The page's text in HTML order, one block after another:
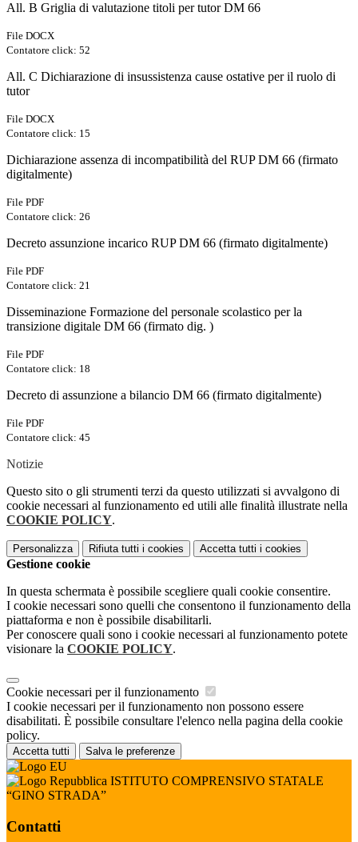
All. B Griglia di valutazione titoli per tutor DM 66
File DOCX
Contatore click: 52
All. C Dichiarazione di insussistenza cause ostative per il ruolo di
tutor
File DOCX
Contatore click: 15
Dichiarazione assenza di incompatibilità del RUP DM 66 (firmato
digitalmente)
File PDF
Contatore click: 26
Decreto assunzione incarico RUP DM 66 (firmato digitalmente)
File PDF
Contatore click: 21
Disseminazione Formazione del personale scolastico per la
transizione digitale DM 66 (firmato dig. )
File PDF
Contatore click: 18
Decreto di assunzione a bilancio DM 66 (firmato digitalmente)
File PDF
Contatore click: 45
Notizie
Questo sito o gli strumenti terzi da questo utilizzati si avvalgono di
cookie necessari al funzionamento ed utili alle finalità illustrate nella
COOKIE POLICY.
Personalizza Rifiuta tutti i cookies Accetta tutti i cookies
Gestione cookie
In questa schermata è possibile scegliere quali cookie consentire.
I cookie necessari sono quelli che consentono il funzionamento della
piattaforma e non è possibile disabilitarli.
Per conoscere quali sono i cookie necessari al funzionamento potete
visionare la COOKIE POLICY.
Cookie necessari per il funzionamento
I cookie necessari per il funzionamento non possono essere
disabilitati. È possibile consultare l'elenco nella pagina della cookie
policy.
Accetta tutti Salva le preferenze
ISTITUTO COMPRENSIVO STATALE
“GINO STRADA”
Contatti